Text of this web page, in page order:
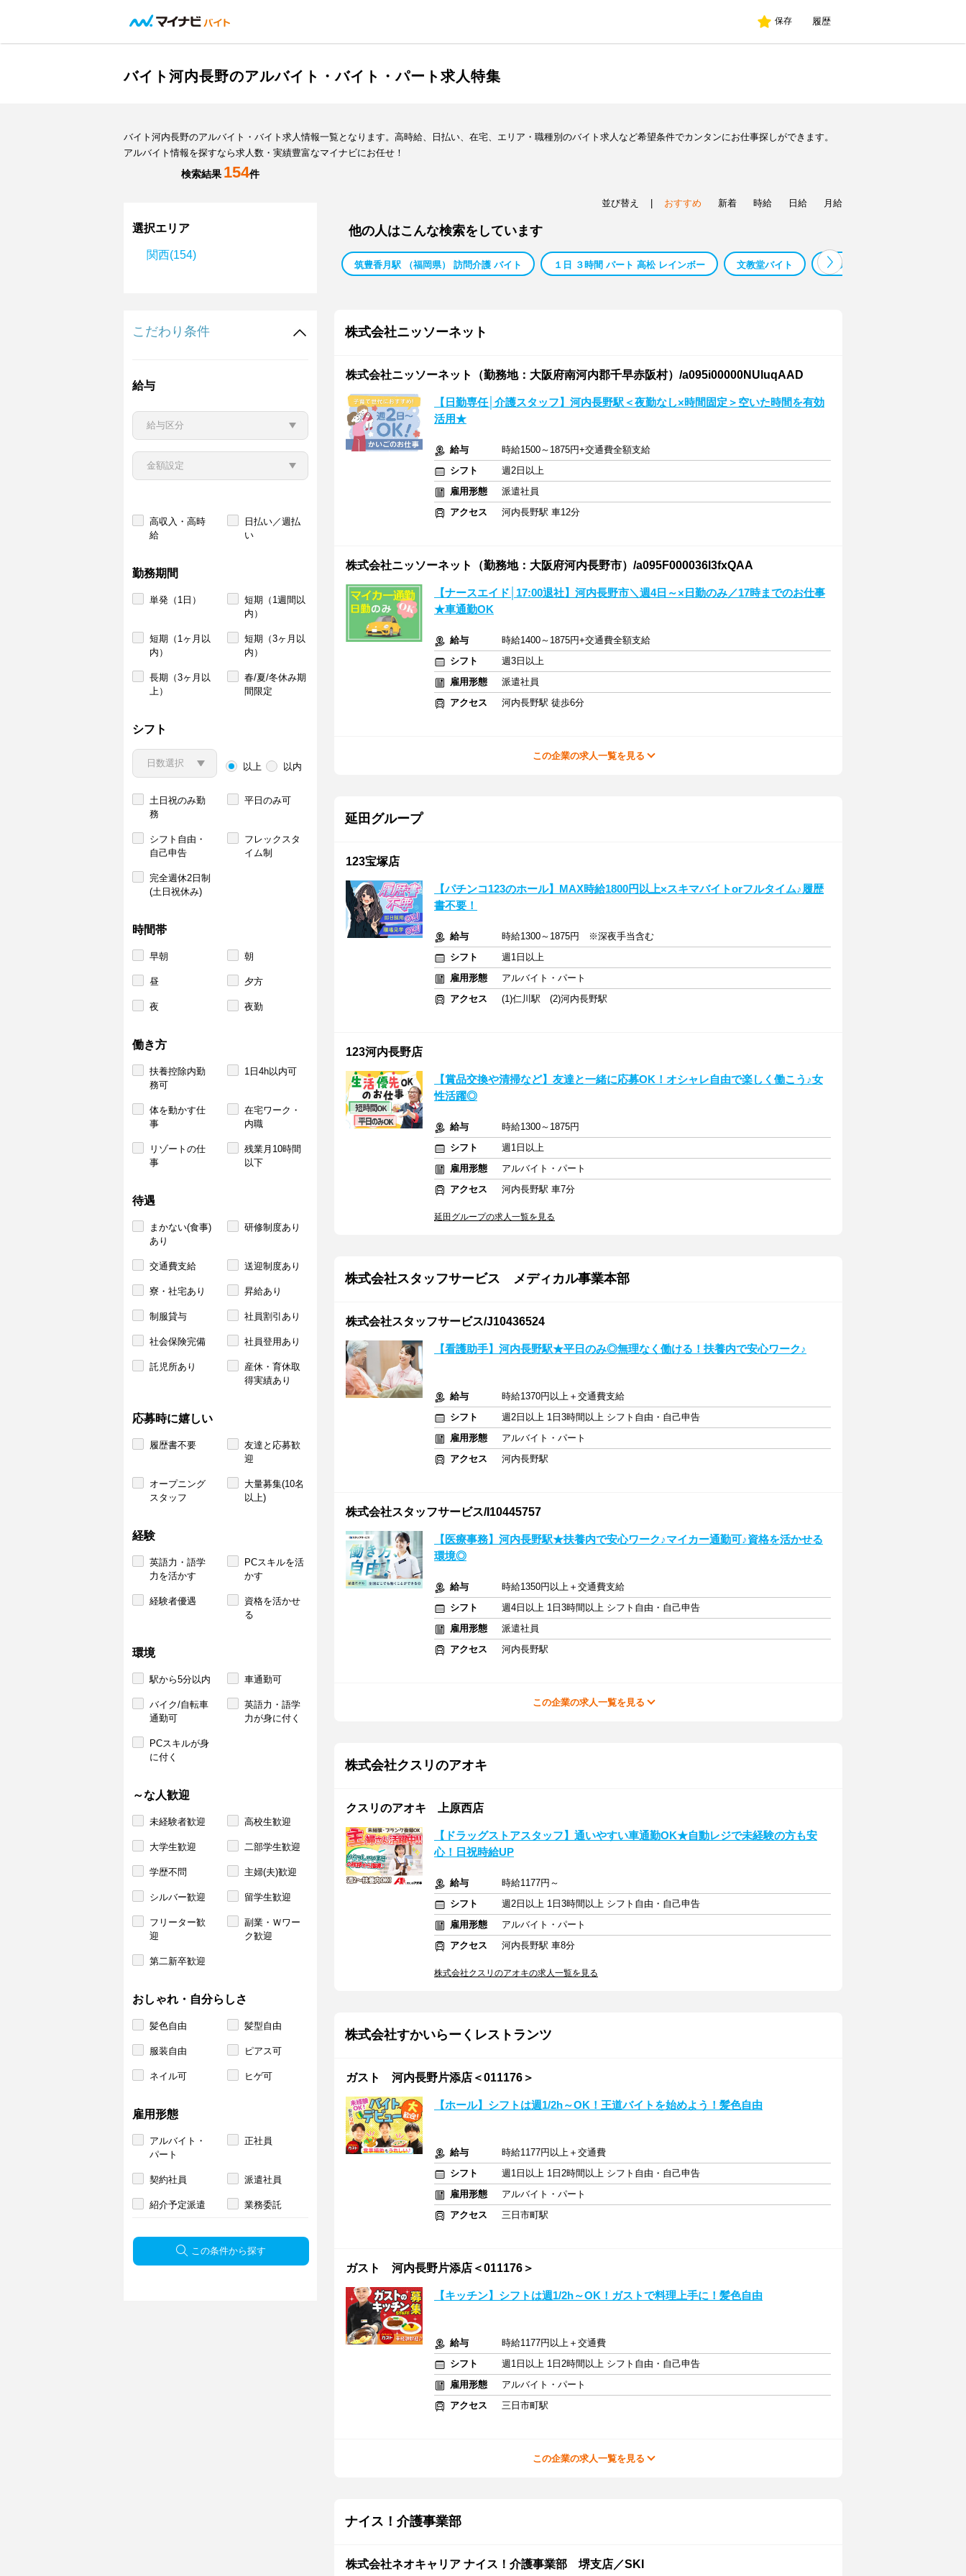
保存 履歴
バイト河内長野のアルバイト・バイト・パート求人特集
バイト河内長野のアルバイト・バイト求人情報一覧となります。高時給、日払い、在宅、エリア・職種別のバイト求人など希望条件でカンタンにお仕事探しができます。
アルバイト情報を探すなら求人数・実績豊富なマイナビにお任せ！
検索結果 154件
選択エリア
関西(154)
こだわり条件
給与
高収入・高時
給
日払い／週払
い
勤務期間
単発（1日）
短期（1週間以
内）
短期（1ヶ月以
内）
短期（3ヶ月以
内）
長期（3ヶ月以
上）
春/夏/冬休み期
間限定
シフト
以上 以内
土日祝のみ勤
務
平日のみ可
シフト自由・
自己申告
フレックスタ
イム制
完全週休2日制
(土日祝休み)
時間帯
早朝 朝
昼 夕方
夜 夜勤
働き方
扶養控除内勤
務可
1日4h以内可
体を動かす仕
事
在宅ワーク・
内職
リゾートの仕
事
残業月10時間
以下
待遇
まかない(食事)
あり
研修制度あり
交通費支給 送迎制度あり
寮・社宅あり 昇給あり
制服貸与 社員割引あり
社会保険完備 社員登用あり
託児所あり
産休・育休取
得実績あり
応募時に嬉しい
履歴書不要
友達と応募歓
迎
オープニング
スタッフ
大量募集(10名
以上)
経験
英語力・語学
力を活かす
PCスキルを活
かす
経験者優遇
資格を活かせ
る
環境
駅から5分以内 車通勤可
バイク/自転車
通勤可
英語力・語学
力が身に付く
PCスキルが身
に付く
～な人歓迎
未経験者歓迎 高校生歓迎
大学生歓迎 二部学生歓迎
学歴不問 主婦(夫)歓迎
シルバー歓迎 留学生歓迎
フリーター歓
迎
副業・Ｗワー
ク歓迎
第二新卒歓迎
おしゃれ・自分らしさ
髪色自由 髪型自由
服装自由 ピアス可
ネイル可 ヒゲ可
雇用形態
アルバイト・
パート
正社員
契約社員 派遣社員
紹介予定派遣 業務委託
この条件から探す
並び替え おすすめ 新着 時給 日給 月給
他の人はこんな検索をしています
筑豊香月駅 （福岡県） 訪問介護 バイト １日 ３時間 パート 高松 レインボー 文教堂バイト ほのか 手稲 求人
株式会社ニッソーネット
株式会社ニッソーネット（勤務地：大阪府南河内郡千早赤阪村）/a095i00000NUluqAAD
【日勤専任│介護スタッフ】河内長野駅＜夜勤なし×時間固定＞空いた時間を有効
活用★
給与
時給1500～1875円+交通費全額支給
シフト
週2日以上
雇用形態
派遣社員
アクセス
河内長野駅 車12分
株式会社ニッソーネット（勤務地：大阪府河内長野市）/a095F000036l3fxQAA
【ナースエイド│17:00退社】河内長野市＼週4日～×日勤のみ／17時までのお仕事
★車通勤OK
給与
時給1400～1875円+交通費全額支給
シフト
週3日以上
雇用形態
派遣社員
アクセス
河内長野駅 徒歩6分
この企業の求人一覧を見る
延田グループ
123宝塚店
【パチンコ123のホール】MAX時給1800円以上×スキマバイトorフルタイム♪履歴
書不要！
給与
時給1300～1875円 ※深夜手当含む
シフト
週1日以上
雇用形態
アルバイト・パート
アクセス
(1)仁川駅 (2)河内長野駅
123河内長野店
【賞品交換や清掃など】友達と一緒に応募OK！オシャレ自由で楽しく働こう♪女
性活躍◎
給与
時給1300～1875円
シフト
週1日以上
雇用形態
アルバイト・パート
アクセス
河内長野駅 車7分
延田グループの求人一覧を見る
株式会社スタッフサービス メディカル事業本部
株式会社スタッフサービス/J10436524
【看護助手】河内長野駅★平日のみ◎無理なく働ける！扶養内で安心ワーク♪
給与
時給1370円以上＋交通費支給
シフト
週2日以上 1日3時間以上 シフト自由・自己申告
雇用形態
アルバイト・パート
アクセス
河内長野駅
株式会社スタッフサービス/I10445757
【医療事務】河内長野駅★扶養内で安心ワーク♪マイカー通勤可♪資格を活かせる
環境◎
給与
時給1350円以上＋交通費支給
シフト
週4日以上 1日3時間以上 シフト自由・自己申告
雇用形態
派遣社員
アクセス
河内長野駅
この企業の求人一覧を見る
株式会社クスリのアオキ
クスリのアオキ 上原西店
【ドラッグストアスタッフ】通いやすい車通勤OK★自動レジで未経験の方も安
心！日祝時給UP
給与
時給1177円～
シフト
週2日以上 1日3時間以上 シフト自由・自己申告
雇用形態
アルバイト・パート
アクセス
河内長野駅 車8分
株式会社クスリのアオキの求人一覧を見る
株式会社すかいらーくレストランツ
ガスト 河内長野片添店＜011176＞
【ホール】シフトは週1/2h～OK！王道バイトを始めよう！髪色自由
給与
時給1177円以上＋交通費
シフト
週1日以上 1日2時間以上 シフト自由・自己申告
雇用形態
アルバイト・パート
アクセス
三日市町駅
ガスト 河内長野片添店＜011176＞
【キッチン】シフトは週1/2h～OK！ガストで料理上手に！髪色自由
給与
時給1177円以上＋交通費
シフト
週1日以上 1日2時間以上 シフト自由・自己申告
雇用形態
アルバイト・パート
アクセス
三日市町駅
この企業の求人一覧を見る
ナイス！介護事業部
株式会社ネオキャリア ナイス！介護事業部 堺支店／SKI